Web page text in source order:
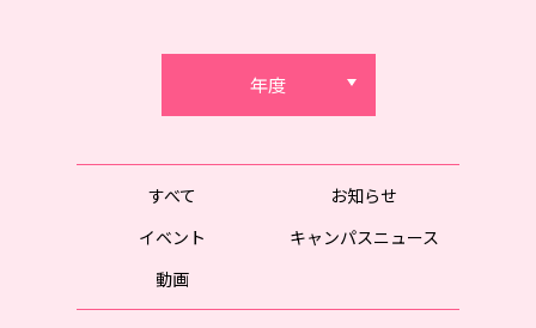
年度
すべて
お知らせ
イベント
キャンパスニュース
動画